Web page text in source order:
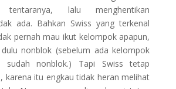
tentaranya, lalu menghentikan
ada. Bahkan Swiss yang terkenal
pernah mau ikut kelompok apapun,
nonblok (sebelum ada kelompok
sudah nonblok.) Tapi Swiss tetap
karena itu engkau tidak heran melihat